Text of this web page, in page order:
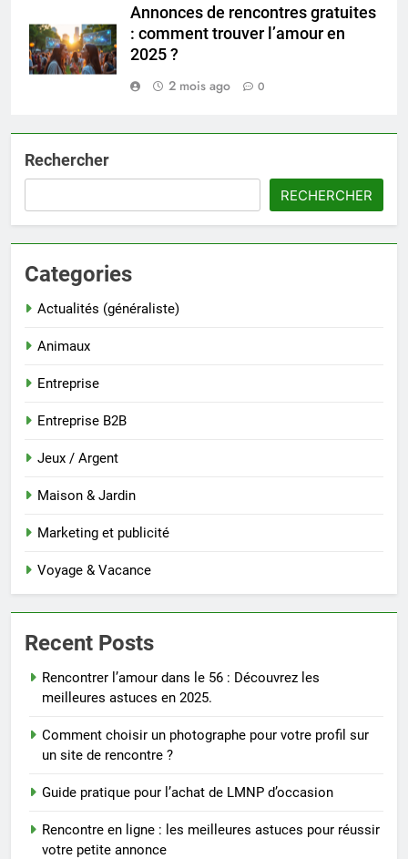
Annonces de rencontres gratuites
: comment trouver l’amour en
2025 ?
2 mois ago
0
Rechercher
RECHERCHER
Categories
Actualités (généraliste)
Animaux
Entreprise
Entreprise B2B
Jeux / Argent
Maison & Jardin
Marketing et publicité
Voyage & Vacance
Recent Posts
Rencontrer l’amour dans le 56 : Découvrez les
meilleures astuces en 2025.
Comment choisir un photographe pour votre profil sur
un site de rencontre ?
Guide pratique pour l’achat de LMNP d’occasion
Rencontre en ligne : les meilleures astuces pour réussir
votre petite annonce